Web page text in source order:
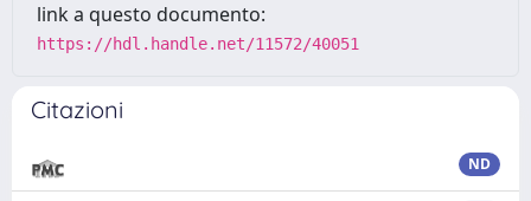
link a questo documento:
https://hdl.handle.net/11572/40051
Citazioni
ND